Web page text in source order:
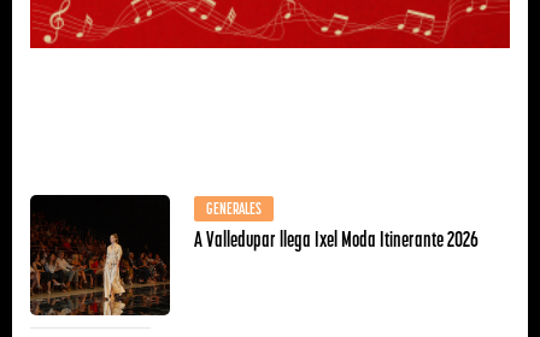
GENERALES
A Valledupar llega Ixel Moda Itinerante 2026